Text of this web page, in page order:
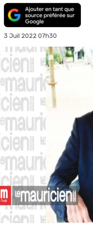
3 Juil 2022 07h30